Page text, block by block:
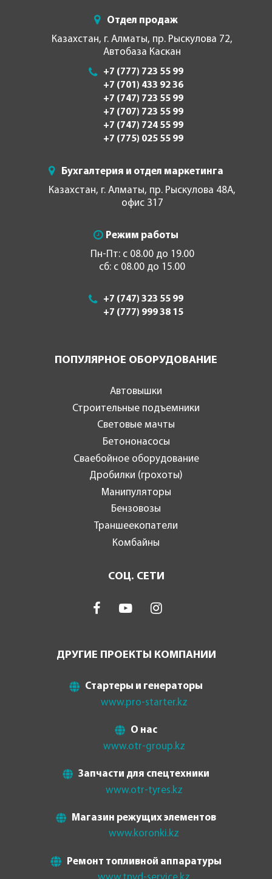
Отдел продаж
Казахстан, г. Алматы, пр. Рыскулова 72,
Автобаза Каскан
+7 (777) 723 55 99
+7 (701) 433 92 36
+7 (747) 723 55 99
+7 (707) 723 55 99
+7 (747) 724 55 99
+7 (775) 025 55 99
Бухгалтерия и отдел маркетинга
Казахстан, г. Алматы, пр. Рыскулова 48А,
офис 317
Режим работы
Пн-Пт: с 08.00 до 19.00
сб: с 08.00 до 15.00
+7 (747) 323 55 99
+7 (777) 999 38 15
ПОПУЛЯРНОЕ ОБОРУДОВАНИЕ
Автовышки
Строительные подъемники
Световые мачты
Бетононасосы
Сваебойное оборудование
Дробилки (грохоты)
Манипуляторы
Бензовозы
Траншеекопатели
Комбайны
СОЦ. СЕТИ
ДРУГИЕ ПРОЕКТЫ КОМПАНИИ
Стартеры и генераторы
www.pro-starter.kz
О нас
www.otr-group.kz
Запчасти для спецтехники
www.otr-tyres.kz
Магазин режущих элементов
www.koronki.kz
Ремонт топливной аппаратуры